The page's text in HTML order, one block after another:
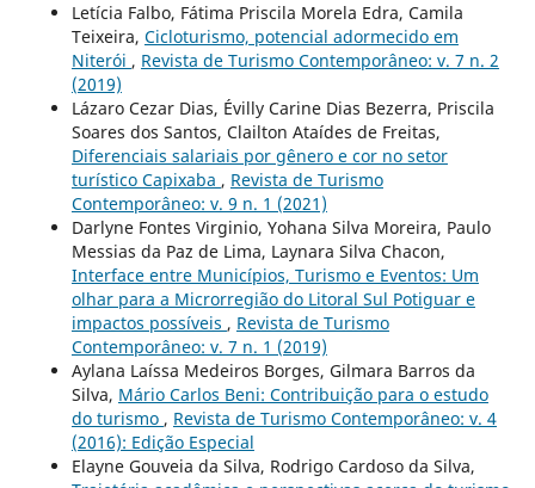
Letícia Falbo, Fátima Priscila Morela Edra, Camila
Teixeira, Cicloturismo, potencial adormecido em
Niterói , Revista de Turismo Contemporâneo: v. 7 n. 2
(2019)
Lázaro Cezar Dias, Évilly Carine Dias Bezerra, Priscila
Soares dos Santos, Clailton Ataídes de Freitas,
Diferenciais salariais por gênero e cor no setor
turístico Capixaba , Revista de Turismo
Contemporâneo: v. 9 n. 1 (2021)
Darlyne Fontes Virginio, Yohana Silva Moreira, Paulo
Messias da Paz de Lima, Laynara Silva Chacon,
Interface entre Municípios, Turismo e Eventos: Um
olhar para a Microrregião do Litoral Sul Potiguar e
impactos possíveis , Revista de Turismo
Contemporâneo: v. 7 n. 1 (2019)
Aylana Laíssa Medeiros Borges, Gilmara Barros da
Silva, Mário Carlos Beni: Contribuição para o estudo
do turismo , Revista de Turismo Contemporâneo: v. 4
(2016): Edição Especial
Elayne Gouveia da Silva, Rodrigo Cardoso da Silva,